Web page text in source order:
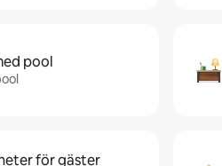
pool
för gäster